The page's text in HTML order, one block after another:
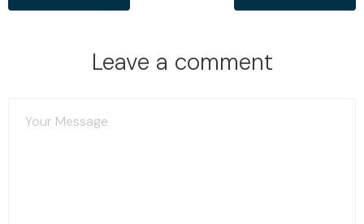
Leave a comment